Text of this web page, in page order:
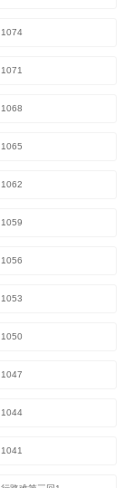
1074
1071
1068
1065
1062
1059
1056
1053
1050
1047
1044
1041